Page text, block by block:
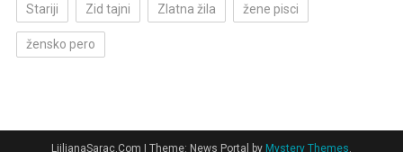
Stariji Zid tajni Zlatna žila žene pisci
žensko pero
LjiljanaSarac.Com | Theme: News Portal by Mystery Themes.